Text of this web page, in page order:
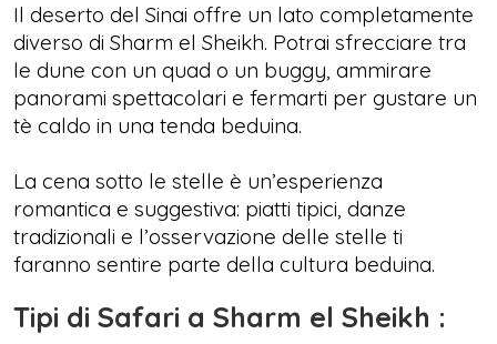
Il deserto del Sinai offre un lato completamente
diverso di Sharm el Sheikh. Potrai sfrecciare tra
le dune con un quad o un buggy, ammirare
panorami spettacolari e fermarti per gustare un
tè caldo in una tenda beduina.
La cena sotto le stelle è un’esperienza
romantica e suggestiva: piatti tipici, danze
tradizionali e l’osservazione delle stelle ti
faranno sentire parte della cultura beduina.
Tipi di Safari a Sharm el Sheikh :